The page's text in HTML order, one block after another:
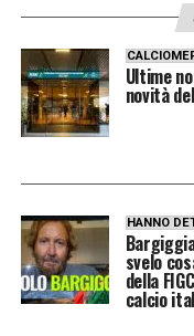
sottoposto a un
undici ore
immigrazione
trasferito in una
materiali forniti
sua carriera
Ultime
novità
HANNO
svelo
della
calcio